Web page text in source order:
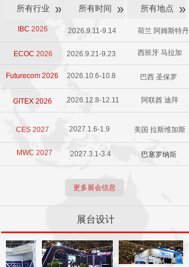
Futurecom 2026 巴西 圣保罗
2026.10.6-10.8
西班牙 马拉加
2026.9.21-9.23
ECOC 2026
所有行业 » 所有时间 » 所有地点 »
美国 拉斯维加斯
2027.1.6-1.9
CES 2027
荷兰 阿姆斯特丹
2026.9.11-9.14
IBC 2026
更多展会信息
GITEX 2026 阿联酋 迪拜
2026.12.8-12.11
巴塞罗纳斯
2027.3.1-3.4
MWC 2027
展台设计